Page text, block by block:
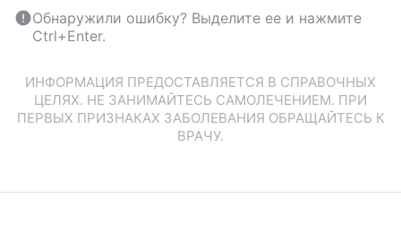
Обнаружили ошибку? Выделите ее и нажмите
Ctrl+Enter.
ИНФОРМАЦИЯ ПРЕДОСТАВЛЯЕТСЯ В СПРАВОЧНЫХ
ЦЕЛЯХ. НЕ ЗАНИМАЙТЕСЬ САМОЛЕЧЕНИЕМ. ПРИ
ПЕРВЫХ ПРИЗНАКАХ ЗАБОЛЕВАНИЯ ОБРАЩАЙТЕСЬ К
ВРАЧУ.